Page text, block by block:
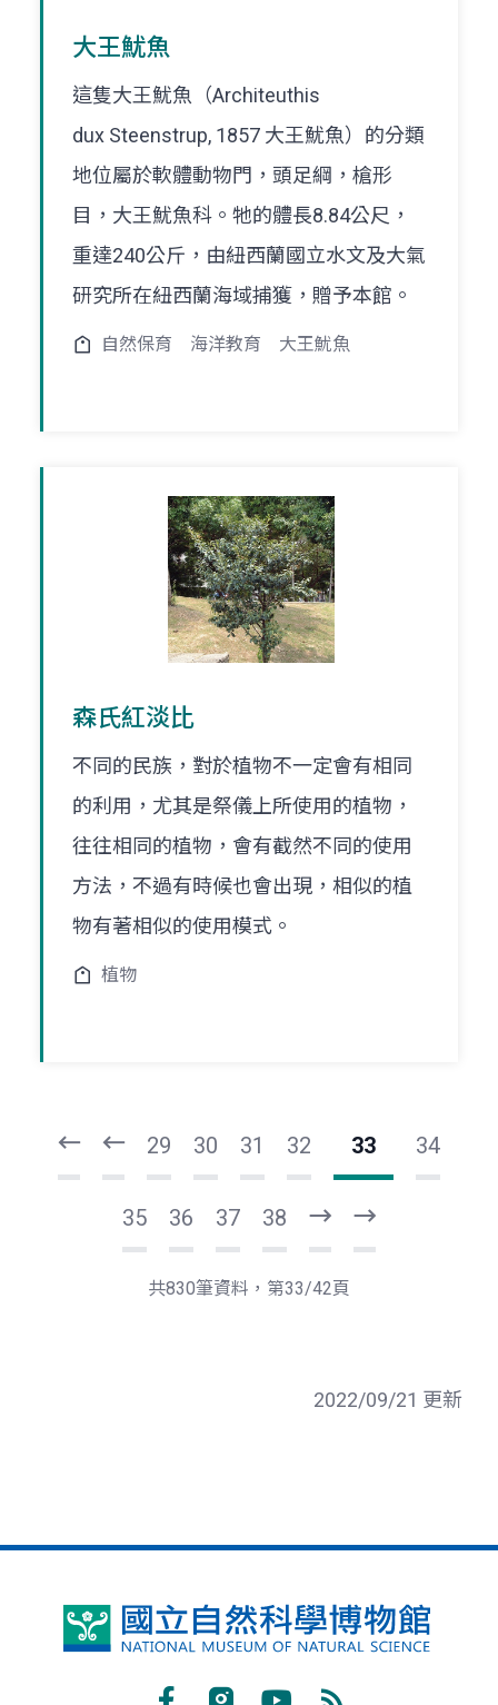
大王魷魚
這隻大王魷魚（Architeuthis
dux Steenstrup, 1857 大王魷魚）的分類
地位屬於軟體動物門，頭足綱，槍形
目，大王魷魚科。牠的體長8.84公尺，
重達240公斤，由紐西蘭國立水文及大氣
研究所在紐西蘭海域捕獲，贈予本館。
自然保育 海洋教育 大王魷魚
森氏紅淡比
不同的民族，對於植物不一定會有相同
的利用，尤其是祭儀上所使用的植物，
往往相同的植物，會有截然不同的使用
方法，不過有時候也會出現，相似的植
物有著相似的使用模式。
植物
29 30 31 32 33 34
35 36 37 38
一
頁
後
共830筆資料，第33/42頁
2022/09/21 更新
國